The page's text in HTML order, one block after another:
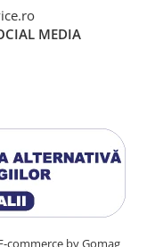
MEDIA
commerce by Gomag